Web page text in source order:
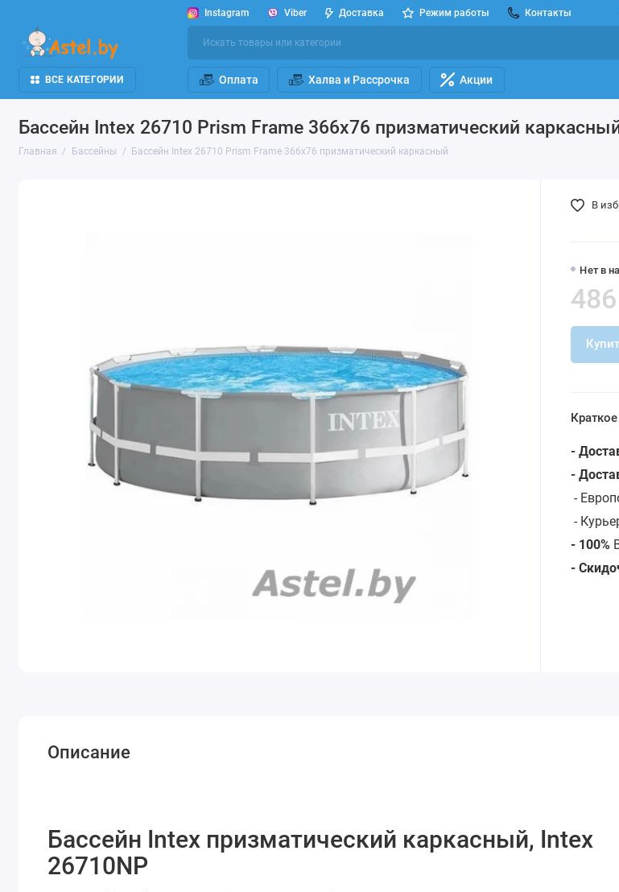
Instagram Viber Доставка Режим работы Контакты
ВСЕ КАТЕГОРИИ Оплата Халва и Рассрочка Акции
Бассейн Intex 26710 Prism Frame 366x76 призматический
Главная Бассейны Бассейн Intex 26710 Prism Frame 366x76 призматический каркасный
Нет в
В
-
-
-
-
- 100%
-
Описание
Бассейн Intex призматический каркасный, Intex
26710NP